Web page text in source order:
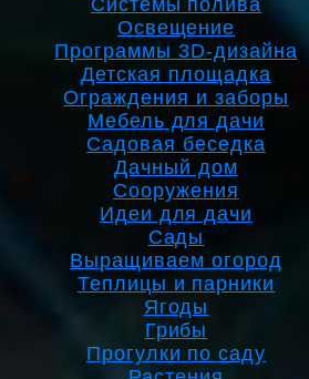
Системы полива
Освещение
Программы 3D-дизайна
Детская площадка
Ограждения и заборы
Мебель для дачи
Садовая беседка
Дачный дом
Сооружения
Идеи для дачи
Сады
Выращиваем огород
Теплицы и парники
Ягоды
Грибы
Прогулки по саду